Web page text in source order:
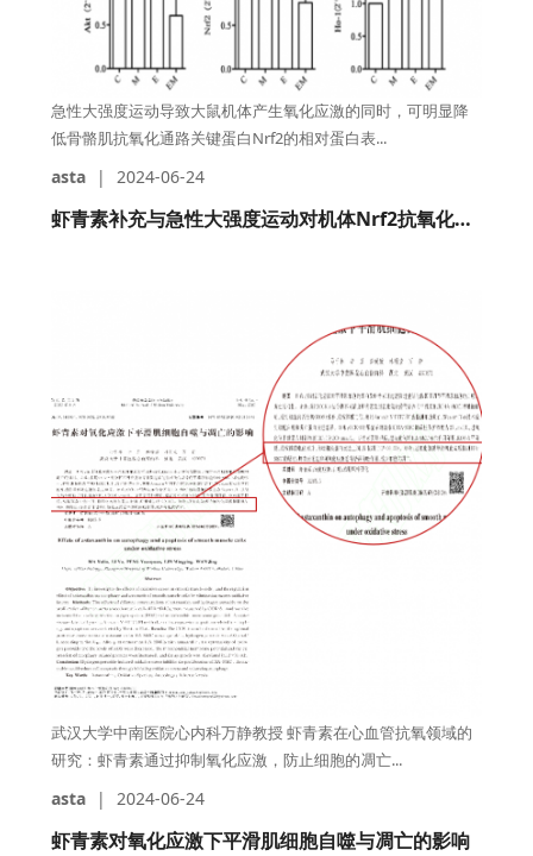
急性大强度运动导致大鼠机体产生氧化应激的同时，可明显降
低骨骼肌抗氧化通路关键蛋白Nrf2的相对蛋白表...
asta | 2024-06-24
虾青素补充与急性大强度运动对机体Nrf2抗氧化通路影响的研究
武汉大学中南医院心内科万静教授 虾青素在心血管抗氧领域的
研究：虾青素通过抑制氧化应激，防止细胞的凋亡...
asta | 2024-06-24
虾青素对氧化应激下平滑肌细胞自噬与凋亡的影响